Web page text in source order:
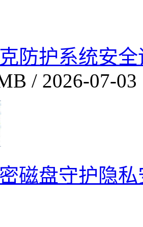
防护系统安
/ 2026-07-03
磁盘守护隐